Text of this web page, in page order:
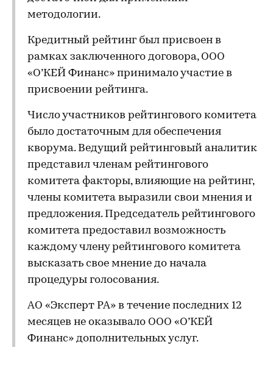
методологии.
Кредитный рейтинг был присвоен в
рамках заключенного договора, ООО
«О’КЕЙ Финанс» принимало участие в
присвоении рейтинга.
Число участников рейтингового комитета
было достаточным для обеспечения
кворума. Ведущий рейтинговый аналитик
представил членам рейтингового
комитета факторы, влияющие на рейтинг,
члены комитета выразили свои мнения и
предложения. Председатель рейтингового
комитета предоставил возможность
каждому члену рейтингового комитета
высказать свое мнение до начала
процедуры голосования.
АО «Эксперт РА» в течение последних 12
месяцев не оказывало ООО «О’КЕЙ
Финанс» дополнительных услуг.